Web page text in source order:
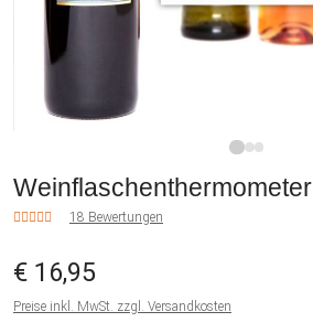
Weinflaschenthermometer
18 Bewertungen
€ 16,95
Preise inkl. MwSt. zzgl. Versandkosten